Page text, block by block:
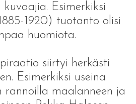
kuvaajia. Esimerkiksi
1920) tuotanto olisi
huomiota.
siirtyi herkästi
Esimerkiksi useina
rannoilla maalanneen ja